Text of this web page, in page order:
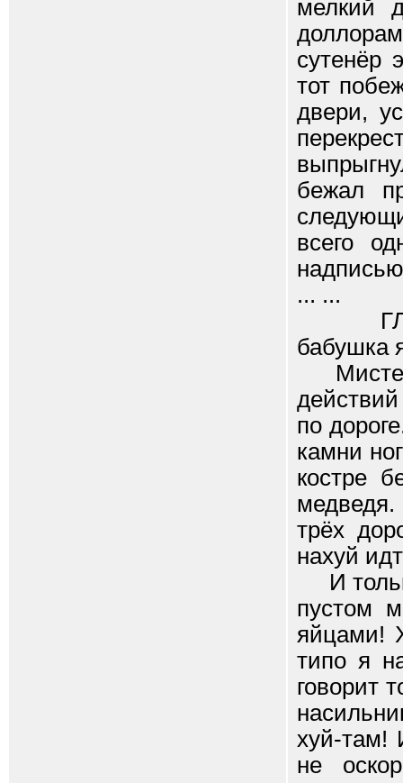
мелкий
сутенёр
тот
двери,
бежал
всего
... ...
ГЛАВА
бабушка
Мистер
по
камни
костре
медведя.
трёх
нахуй
И
пустом
яйцами!
типо я
говорит
хуй-там!
не